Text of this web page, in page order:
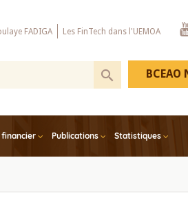
FADIGA Les FinTech dans l'UEMOA
financier Publications Statistiques
BCEAO